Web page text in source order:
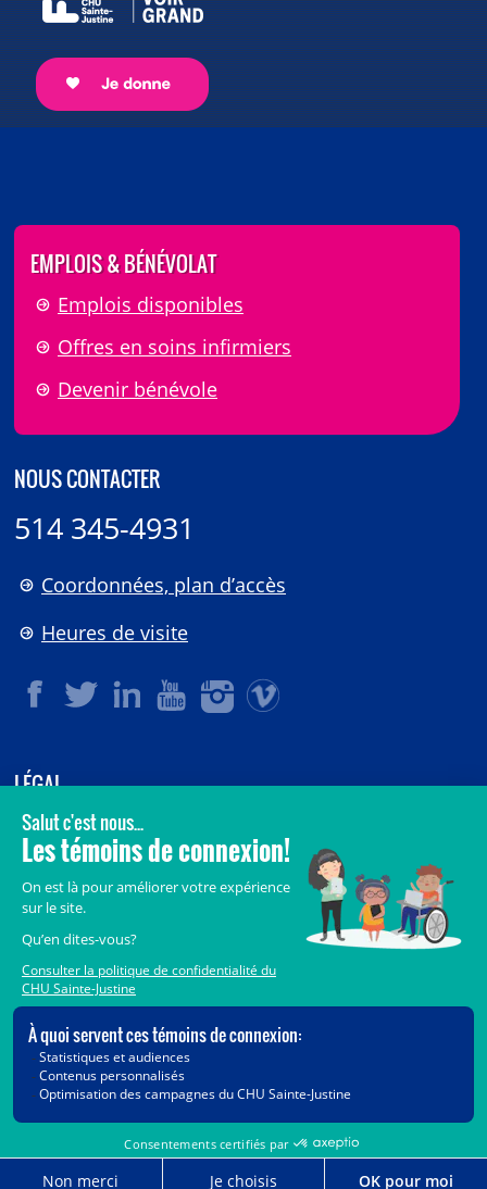
EMPLOIS & BÉNÉVOLAT
Emplois disponibles
Offres en soins infirmiers
Devenir bénévole
NOUS CONTACTER
514 345-4931
Coordonnées, plan d’accès
Heures de visite
LÉGAL
© 2006-2026CHU Sainte-Justine.
Tous droits réservés.
Crédits
Accès aux documents des organismes publics